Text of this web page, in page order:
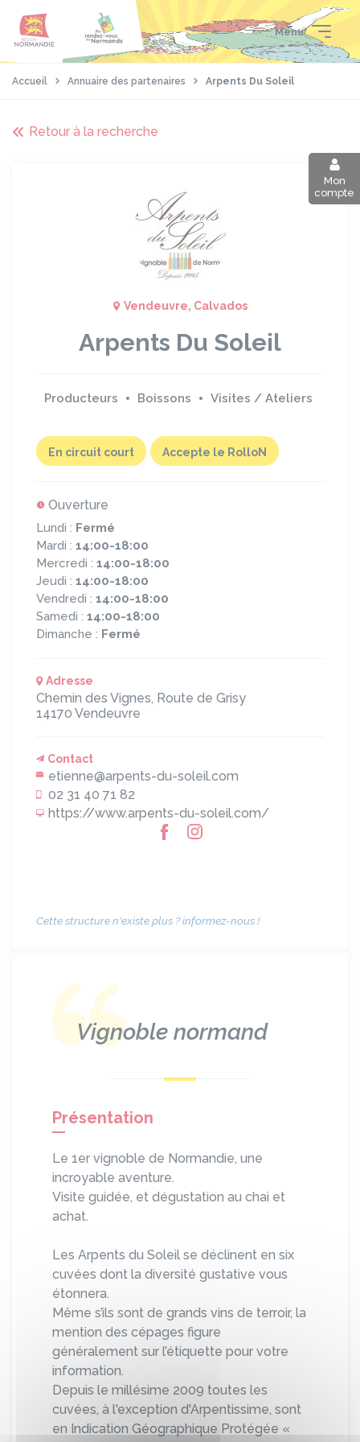
contenu
pied
Menu
Mon
compte
Accueil Annuaire des partenaires Arpents Du Soleil
Retour à la recherche
Vendeuvre, Calvados
Arpents Du Soleil
Producteurs Boissons Visites / Ateliers
En circuit court Accepte le RolloN
Ouverture
Lundi : Fermé
Mardi : 14:00-18:00
Mercredi : 14:00-18:00
Jeudi : 14:00-18:00
Vendredi : 14:00-18:00
Samedi : 14:00-18:00
Dimanche : Fermé
Adresse
Chemin des Vignes, Route de Grisy
14170 Vendeuvre
Contact
etienne@arpents-du-soleil.com
02 31 40 71 82
https://www.arpents-du-soleil.com/
Cette structure n'existe plus ? informez-nous !
Vignoble normand
Présentation
Le 1er vignoble de Normandie, une
incroyable aventure.
Visite guidée, et dégustation au chai et
achat.
Les Arpents du Soleil se déclinent en six
cuvées dont la diversité gustative vous
étonnera.
Même s’ils sont de grands vins de terroir, la
mention des cépages figure
généralement sur l’étiquette pour votre
information.
Depuis le millésime 2009 toutes les
cuvées, à l'exception d'Arpentissime, sont
en Indication Géographique Protégée «
Panneau de gestion des cookies